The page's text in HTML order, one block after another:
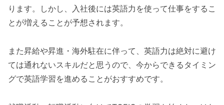
ります。しかし、入社後には英語力を使って仕事をするこ
とが増えることが予想されます。
また昇給や昇進・海外駐在に伴って、英語力は絶対に避け
ては通れないスキルだと思うので、今からできるタイミン
グで英語学習を進めることがおすすめです。